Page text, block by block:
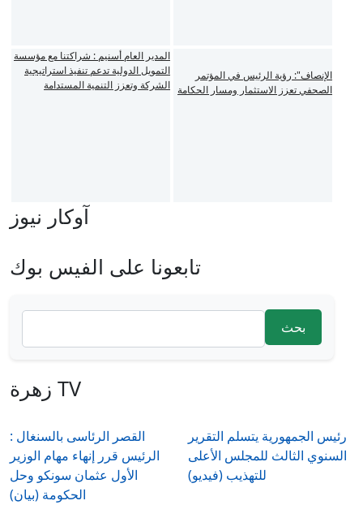
الإنصاف": رؤية الرئيس في المؤتمر
الصحفي تعزز الاستثمار ومسار الحكامة
المدير العام أسنيم : شراكتنا مع مؤسسة
التمويل الدولية تدعم تنفيذ استراتيجية
الشركة وتعزز التنمية المستدامة
آوكار نيوز
تابعونا على الفيس بوك
استمارة البحث
‏بحث ‏
زهرة TV
القصر الرئاسى بالسنغال :
الرئيس قرر إنهاء مهام الوزير
الأول عثمان سونكو وحل
الحكومة (بيان)
رئيس الجمهورية يتسلم التقرير
السنوي الثالث للمجلس الأعلى
للتهذيب (فيديو)